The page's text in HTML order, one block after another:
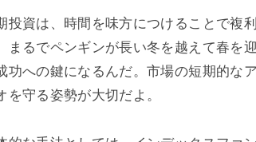
投資は、時間を味方につけることで複
まるでペンギンが長い冬を越えて春を
功への鍵になるんだ。市場の短期的な
を守る姿勢が大切だよ。